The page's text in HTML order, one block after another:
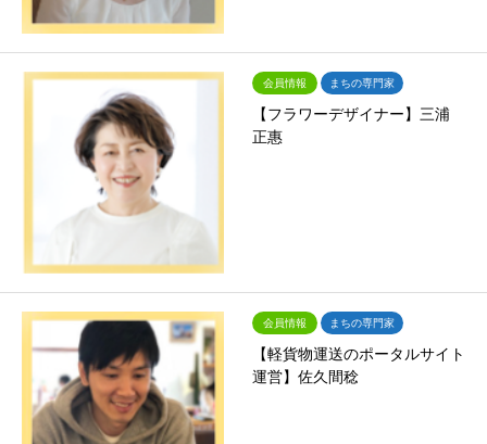
会員情報 まちの専門家
【フラワーデザイナー】三浦
正惠
会員情報 まちの専門家
【軽貨物運送のポータルサイト
運営】佐久間稔